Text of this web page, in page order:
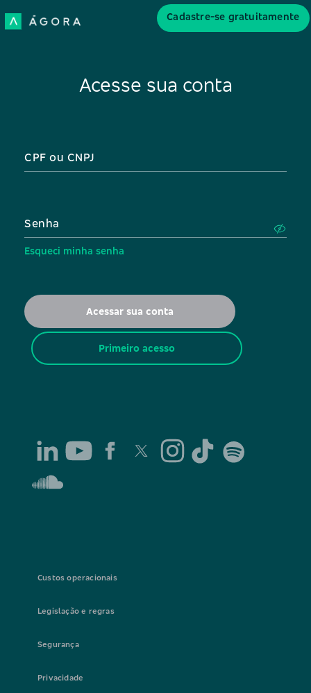
Cadastre-se gratuitamente
Acesse sua conta
CPF ou CNPJ
Senha
Esqueci minha senha
Acessar sua conta
Primeiro acesso
Custos operacionais
Legislação e regras
Segurança
Privacidade